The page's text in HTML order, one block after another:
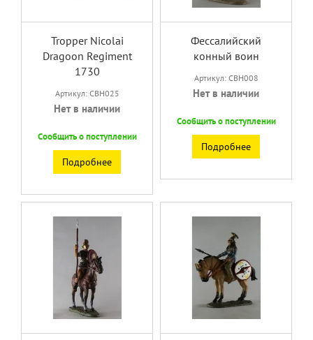
Tropper Nicolai
Dragoon Regiment
1730
Артикул: CBH025
Нет в наличии
Сообщить о поступлении
Подробнее
Фессалийский
конный воин
Артикул: CBH008
Нет в наличии
Сообщить о поступлении
Подробнее